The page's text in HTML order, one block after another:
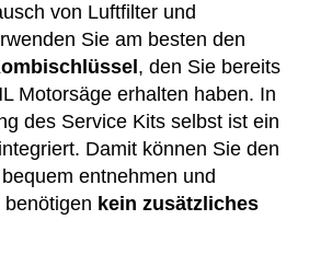
von Luftfilter und
Sie am besten den
, den Sie bereits
Motorsäge erhalten haben. In
des Service Kits selbst ist ein
Damit können Sie den
entnehmen und
kein zusätzliches